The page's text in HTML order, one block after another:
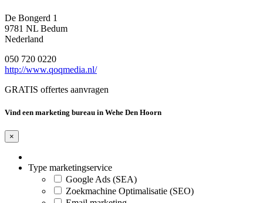
De Bongerd 1
9781 NL Bedum
Nederland
050 720 0220
http://www.qoqmedia.nl/
GRATIS offertes aanvragen
Vind een marketing bureau in Wehe Den Hoorn
×
Type marketingservice
Google Ads (SEA)
Zoekmachine Optimalisatie (SEO)